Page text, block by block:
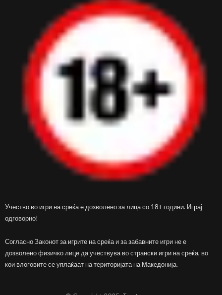
Учество во игри на среќа е дозволено за лица со 18+ години. Играј
одговорно!
Согласно Законот за игрите на среќа и за забавните игри не е
дозволено физичко лице да учествува во странски игри на среќа, во
кои влоговите се уплаќаат на територијата на Македонија.